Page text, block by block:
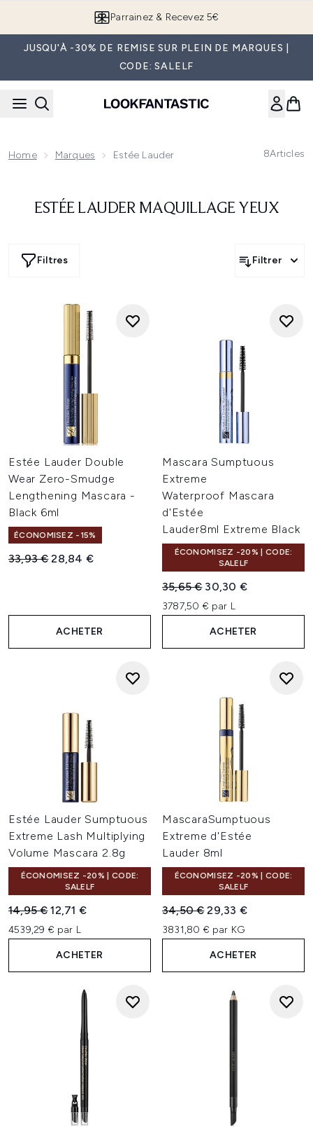
Parrainez & Recevez 5€
JUSQU'À -30% DE REMISE SUR PLEIN DE MARQUES |
CODE: SALELF
Home Marques Estée Lauder 8Articles
ESTÉE LAUDER MAQUILLAGE YEUX
Filtres Filtrer
Estée Lauder Double
Wear Zero-Smudge
Lengthening Mascara -
Black 6ml
ÉCONOMISEZ -15%
Prix de vente :
33,93 €Prix ​​actuel :
28,84 €
ACHETER
Mascara Sumptuous
Extreme
Waterproof Mascara
d'Estée
Lauder8ml Extreme Black
ÉCONOMISEZ -20% | CODE:
SALELF
Prix de vente :
35,65 € Prix ​​actuel :
30,30 €
3787,50 € par L
ACHETER
Estée Lauder Sumptuous
Extreme Lash Multiplying
Volume Mascara 2.8g
ÉCONOMISEZ -20% | CODE:
SALELF
Prix de vente :
14,95 €Prix ​​actuel :
12,71 €
4539,29 € par L
ACHETER
MascaraSumptuous
Extreme d'Estée
Lauder 8ml
ÉCONOMISEZ -20% | CODE:
SALELF
Prix de vente :
34,50 €Prix ​​actuel :
29,33 €
3831,80 € par KG
ACHETER